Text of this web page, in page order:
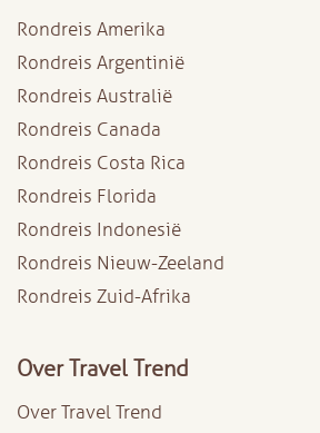
Rondreis Amerika
Rondreis Argentinië
Rondreis Australië
Rondreis Canada
Rondreis Costa Rica
Rondreis Florida
Rondreis Indonesië
Rondreis Nieuw-Zeeland
Rondreis Zuid-Afrika
Over Travel Trend
Over Travel Trend